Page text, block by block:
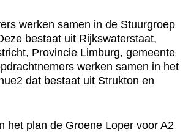
werken samen in de Stuurgroep
bestaat uit Rijkswaterstaat,
Provincie Limburg, gemeente
werken samen in het
dat bestaat uit Strukton en
het plan de Groene Loper voor A2